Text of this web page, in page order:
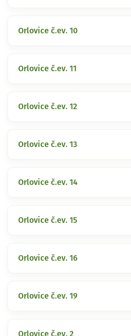
Orlovice č.ev. 10
Orlovice č.ev. 11
Orlovice č.ev. 12
Orlovice č.ev. 13
Orlovice č.ev. 14
Orlovice č.ev. 15
Orlovice č.ev. 16
Orlovice č.ev. 19
Orlovice č.ev. 2